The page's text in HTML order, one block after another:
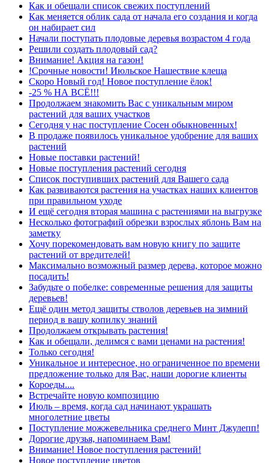
Как и обещали список свежих поступлений
Как меняется облик сада от начала его создания и когда
он набирает сил
Начали поступать плодовые деревья возрастом 4 года
Решили создать плодовый сад?
Внимание! Акция на газон!
!Срочные новости! Июльское Нашествие клеща
Скоро Новый год! Новое поступление ёлок!
-25 % НА ВСЁ!!!
Продолжаем знакомить Вас с уникальным миром
растений для ваших участков
Сегодня у нас поступление Сосен обыкновенных!
В продаже появилось уникальное удобрение для ваших
растений
Новые поставки растений!
Новые поступления растений сегодня
Список поступивших растений для Вашего сада
Как развиваются растения на участках наших клиентов
при правильном уходе
И ещё сегодня вторая машина с растениями на выгрузке
Несколько фотографий обрезки взрослых яблонь Вам на
заметку
Хочу порекомендовать вам новую книгу по защите
растений от вредителей!
Максимально возможный размер дерева, которое можно
посадить!
Забудьте о побелке: современные решения для защиты
деревьев!
Ещё один метод защиты стволов деревьев на зимний
период в вашу копилку знаний
Продолжаем открывать растения!
Как и обещали, делимся с вами ценами на растения!
Только сегодня!
Уникальное и интересное, но ограниченное по времени
предложение только для Вас, наши дорогие клиенты
Короеды....
Встречайте новую композицию
Июль – время, когда сад начинают украшать
многолетние цветы
Поступление можжевельника среднего Минт Джулепп!
Дорогие друзья, напоминаем Вам!
Внимание! Новое поступления растений!
Новое поступление цветов